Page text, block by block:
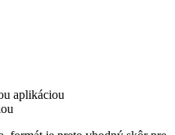
aplikáciou